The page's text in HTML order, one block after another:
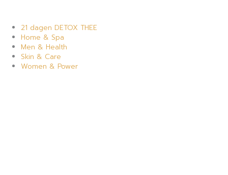
21 dagen DETOX THEE
Home & Spa
Men & Health
Skin & Care
Women & Power